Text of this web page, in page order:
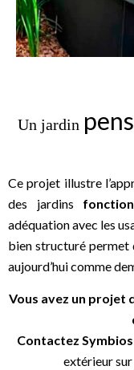
Un jardin
Ce projet illustre
des jardins
adéquation avec les
bien structuré permet
aujourd’hui comme
Vous avez un projet
Contactez
extérieur sur